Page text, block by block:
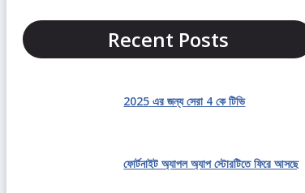
Recent Posts
2025 এর জন্য সেরা 4 কে টিভি
ফোর্টনাইট অ্যাপল অ্যাপ স্টোরটিতে ফিরে আসছে